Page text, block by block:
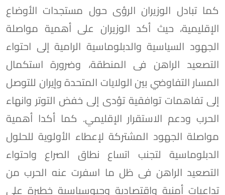
كما تبادل الوزيران الرؤى حول مستجدات الأوضاع
الإقليمية، حيث أكد الوزيران على أهمية مواصلة
الجهود السياسية والدبلوماسية الرامية إلى احتواء
التصعيد الراهن فى المنطقة، وضرورة استكمال
المسار التفاوضي بين الولايات المتحدة وإيران للتوصل
إلى تفاهمات توافقية تؤدى إلى خفض التوتر وانهاء
الحرب ودعم الاستقرار الإقليمي. كما أكدا أهمية
مواصلة الجهود المشتركة لإعطاء الأولوية للحلول
الدبلوماسية لتجنب اتساع نطاق الصراع واحتواء
التصعيد الراهن فى ظل ما اسفرت عنه الحرب من
تداعيات أمنية واقتصادية وجيوسياسية خطيرة على